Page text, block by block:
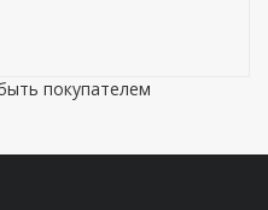
покупателем